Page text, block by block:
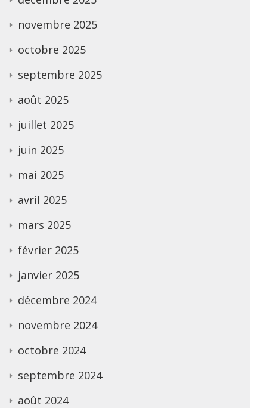
novembre 2025
octobre 2025
septembre 2025
août 2025
juillet 2025
juin 2025
mai 2025
avril 2025
mars 2025
février 2025
janvier 2025
décembre 2024
novembre 2024
octobre 2024
septembre 2024
août 2024